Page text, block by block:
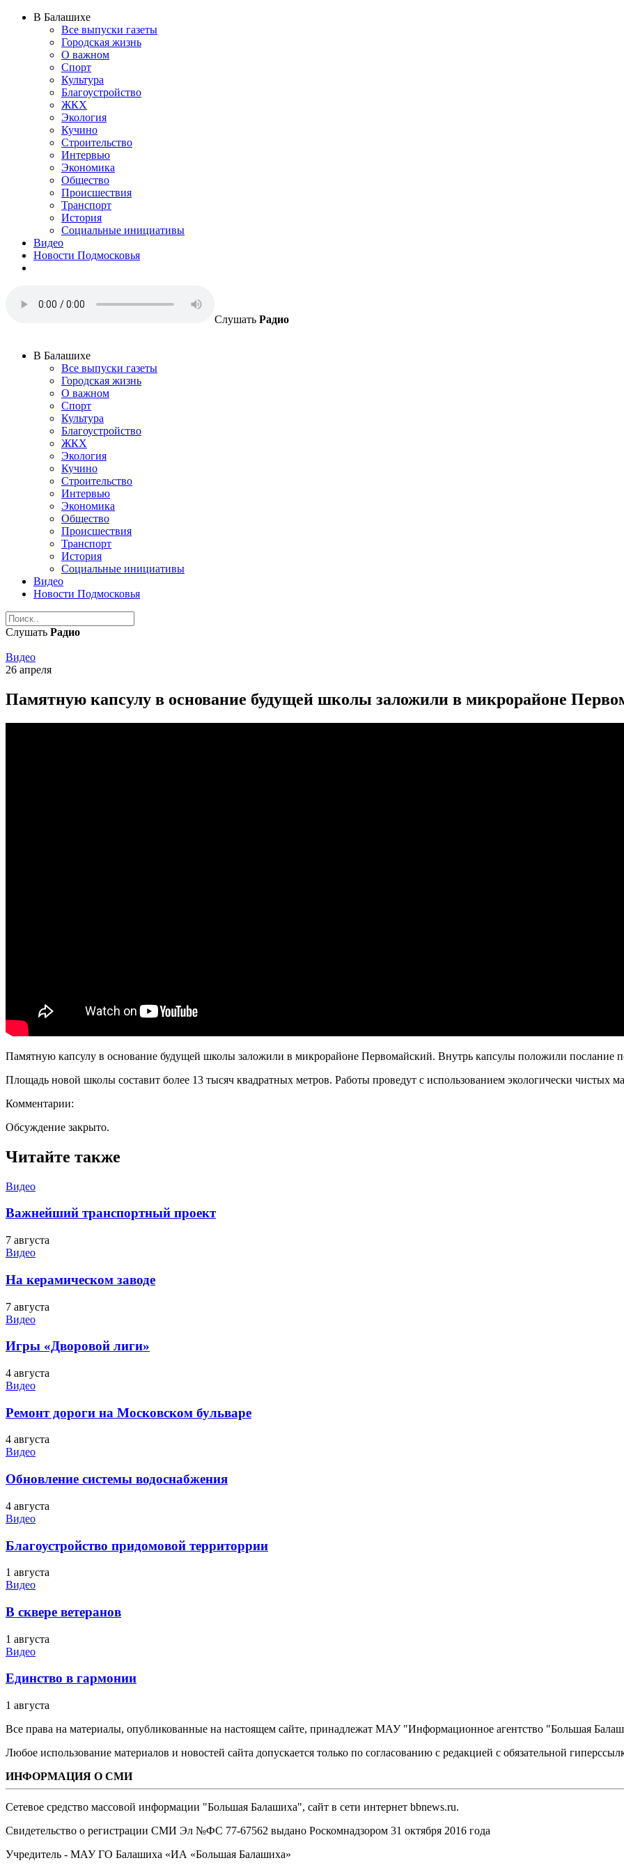
В Балашихе
Все выпуски газеты
Городская жизнь
О важном
Спорт
Культура
Благоустройство
ЖКХ
Экология
Кучино
Строительство
Интервью
Экономика
Общество
Происшествия
Транспорт
История
Социальные инициативы
Видео
Новости Подмосковья
Слушать Радио
В Балашихе
Все выпуски газеты
Городская жизнь
О важном
Спорт
Культура
Благоустройство
ЖКХ
Экология
Кучино
Строительство
Интервью
Экономика
Общество
Происшествия
Транспорт
История
Социальные инициативы
Видео
Новости Подмосковья
Слушать Радио
Видео
26 апреля
Памятную капсулу в основание будущей школы заложили в микрорайоне
Памятную капсулу в основание будущей школы заложили в микрорайоне Первомайский. Внутрь капсулы положили послание
Площадь новой школы составит более 13 тысяч квадратных метров. Работы проведут с использованием экологически чистых
Комментарии:
Обсуждение закрыто.
Читайте также
Видео
Важнейший транспортный проект
7 августа
Видео
На керамическом заводе
7 августа
Видео
Игры «Дворовой лиги»
4 августа
Видео
Ремонт дороги на Московском бульваре
4 августа
Видео
Обновление системы водоснабжения
4 августа
Видео
Благоустройство придомовой территоррии
1 августа
Видео
В сквере ветеранов
1 августа
Видео
Единство в гармонии
1 августа
Все права на материалы, опубликованные на настоящем сайте, принадлежат МАУ "Информационное агентство "Большая
Любое использование материалов и новостей сайта допускается только по согласованию с редакцией с обязательной
ИНФОРМАЦИЯ О СМИ
Сетевое средство массовой информации "Большая Балашиха", сайт в сети интернет bbnews.ru.
Свидетельство о регистрации СМИ Эл №ФС ‎77-67562 выдано Роскомнадзором 31 октября 2016 года
Учредитель - МАУ ГО Балашиха «ИА «Большая Балашиха»